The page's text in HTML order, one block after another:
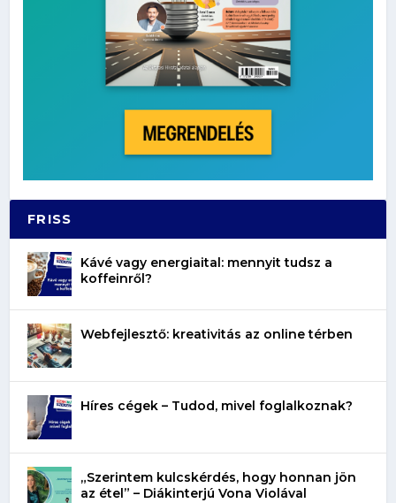
FRISS
Kávé vagy energiaital: mennyit tudsz a
koffeinről?
Webfejlesztő: kreativitás az online térben
Híres cégek – Tudod, mivel foglalkoznak?
„Szerintem kulcskérdés, hogy honnan jön
az étel” – Diákinterjú Vona Violával